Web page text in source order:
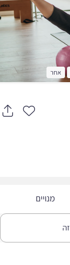
אחר
מנויים